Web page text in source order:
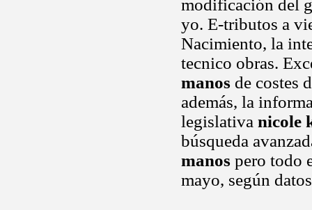
modificación del
yo. E-tributos a
Nacimiento, la
tecnico obras.
manos de costes
además, la
legislativa nicole
búsqueda
manos pero todo
mayo, según